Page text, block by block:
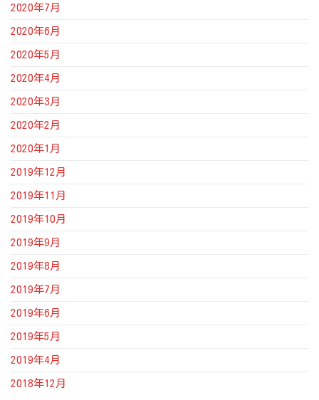
2020年7月
2020年6月
2020年5月
2020年4月
2020年3月
2020年2月
2020年1月
2019年12月
2019年11月
2019年10月
2019年9月
2019年8月
2019年7月
2019年6月
2019年5月
2019年4月
2018年12月